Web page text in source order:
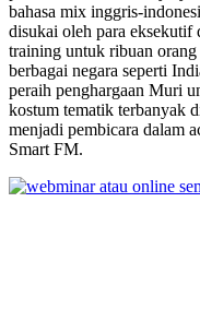
bahasa mix inggris-
disukai oleh para
training untuk ribuan
berbagai negara seperti
peraih penghargaan Muri
kostum tematik terbanyak
menjadi pembicara dalam
Smart FM.